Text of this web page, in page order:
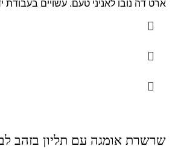
ארט דה נובו לאניני טעם. עשויים בעבודת יד
שרשרת אומגה עם תליון בזהב